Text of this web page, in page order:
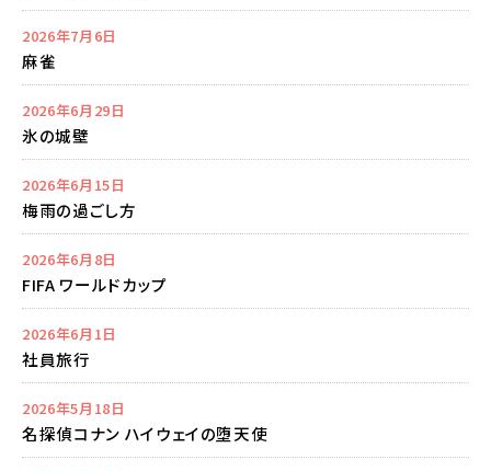
2026年7月6日
麻雀
2026年6月29日
氷の城壁
2026年6月15日
梅雨の過ごし方
2026年6月8日
FIFA ワールドカップ
2026年6月1日
社員旅行
2026年5月18日
名探偵コナン ハイウェイの堕天使